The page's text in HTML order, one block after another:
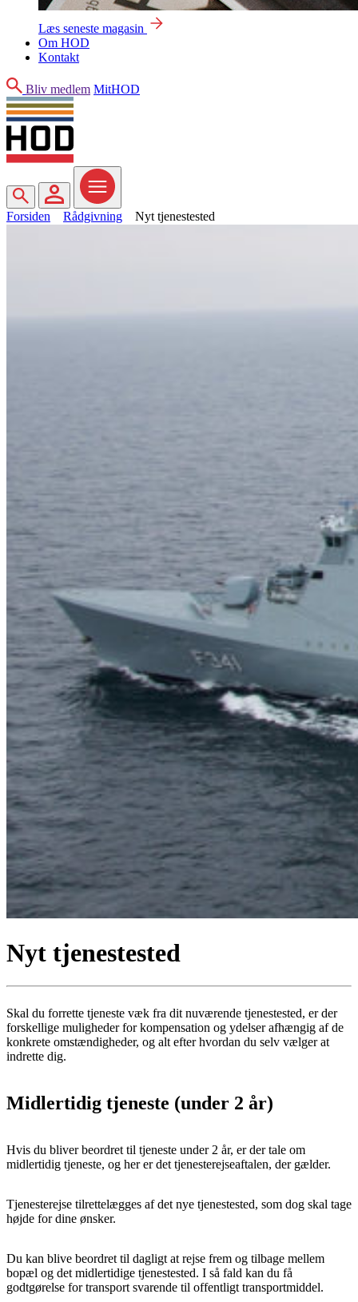
Læs seneste magasin
Om HOD
Kontakt
Søg
Bliv medlem MitHOD
Søg MitHOD Menu
Forsiden Rådgivning Nyt tjenestested
Nyt tjenestested
Skal du forrette tjeneste væk fra dit nuværende tjenestested, er der
forskellige muligheder for kompensation og ydelser afhængig af de
konkrete omstændigheder, og alt efter hvordan du selv vælger at
indrette dig.
Midlertidig tjeneste (under 2 år)
Hvis du bliver beordret til tjeneste under 2 år, er der tale om
midlertidig tjeneste, og her er det tjenesterejseaftalen, der gælder.
Tjenesterejse tilrettelægges af det nye tjenestested, som dog skal tage
højde for dine ønsker.
Du kan blive beordret til dagligt at rejse frem og tilbage mellem
bopæl og det midlertidige tjenestested. I så fald kan du få
godtgørelse for transport svarende til offentligt transportmiddel.